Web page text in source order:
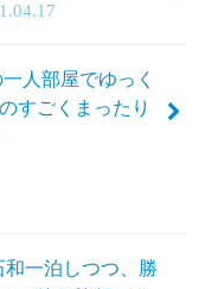
人部屋でゆっく
すごくまったり
一泊しつつ、勝